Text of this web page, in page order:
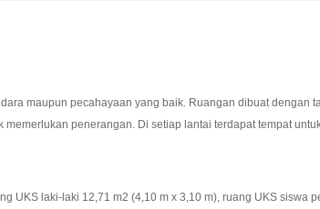
maupun pecahayaan yang baik. Ruangan dibuat dengan
penerangan. Di setiap lantai terdapat tempat
UKS laki-laki 12,71 m2 (4,10 m x 3,10 m), ruang UKS siswa